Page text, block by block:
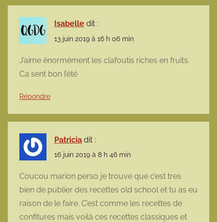
Isabelle dit :
13 juin 2019 à 16 h 06 min
J’aime énormément les clafoutis riches en fruits.
Ca sent bon l’été
Répondre
Patricia dit :
16 juin 2019 à 8 h 46 min
Coucou marion perso je trouve que c’est tres
bien de publier des recettes old school et tu as eu
raison de le faire. C’est comme les recettes de
confitures mais voilà ces recettes classiques et